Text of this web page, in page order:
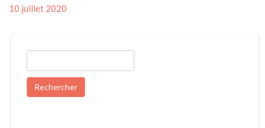
Posted
10 juillet 2020